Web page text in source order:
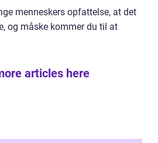
menneskers opfattelse, at det
og måske kommer du til at
articles here